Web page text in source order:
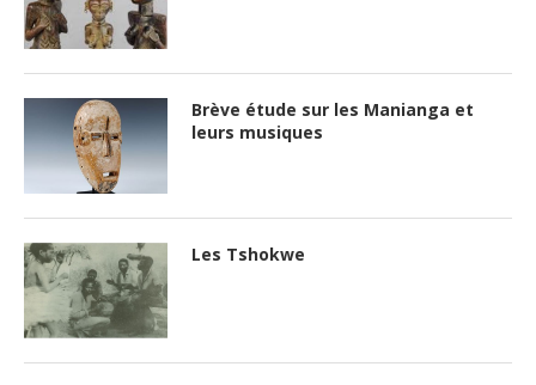
Brève étude sur les Manianga et
leurs musiques
Les Tshokwe